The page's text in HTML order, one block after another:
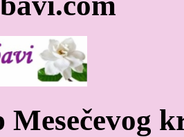
Mesečevog